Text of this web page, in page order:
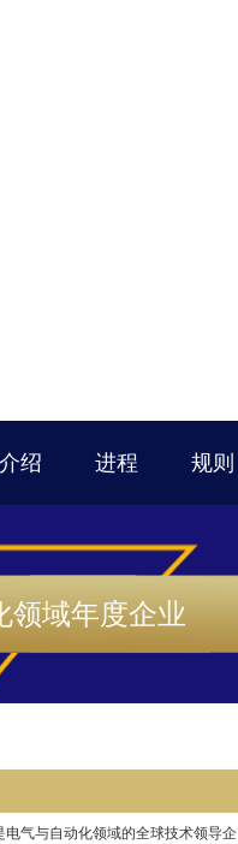
绍 进程 规则
领域年度企业
电气与自动化领域的全球技术领导企